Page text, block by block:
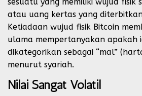
atau uang kertas yang
Ketiadaan wujud fisik Bitcoin
ulama mempertanyakan apakah
dikategorikan sebagai “mal”
menurut syariah.
Nilai Sangat Volatil